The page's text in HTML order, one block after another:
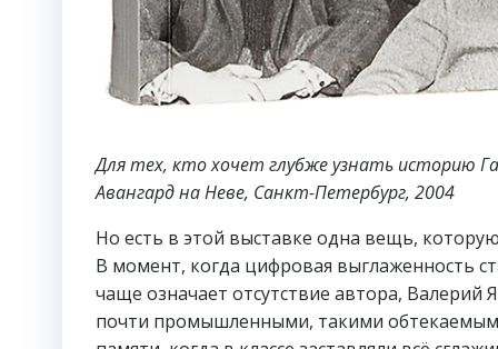
Для тех, кто хочет глубже узнать историю
Авангард на Неве, Санкт-Петербург, 2004
Но есть в этой выставке одна вещь,
В момент, когда цифровая выглаженность
чаще означает отсутствие автора, Валерий
почти промышленными, такими